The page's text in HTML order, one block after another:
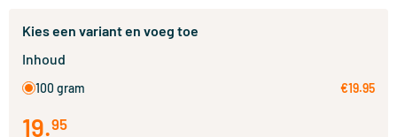
Kies een variant en voeg toe
Inhoud
100 gram €19.95
19.95